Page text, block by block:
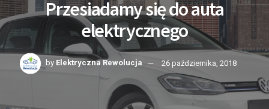
Przesiadamy się do auta
elektrycznego
by Elektryczna Rewolucja 26 października, 2018